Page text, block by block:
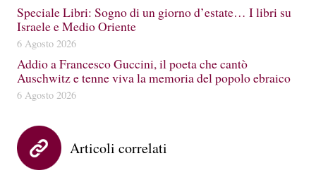
Speciale Libri: Sogno di un giorno d’estate… I libri su
Israele e Medio Oriente
6 Agosto 2026
Addio a Francesco Guccini, il poeta che cantò
Auschwitz e tenne viva la memoria del popolo ebraico
6 Agosto 2026
Articoli correlati